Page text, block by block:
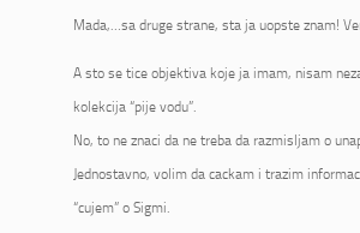
Mada,…sa druge strane, sta ja uopste znam!
A sto se tice objektiva koje ja imam, nisam
kolekcija “pije vodu”.
No, to ne znaci da ne treba da razmisljam o
Jednostavno, volim da cackam i trazim
“cujem” o Sigmi.